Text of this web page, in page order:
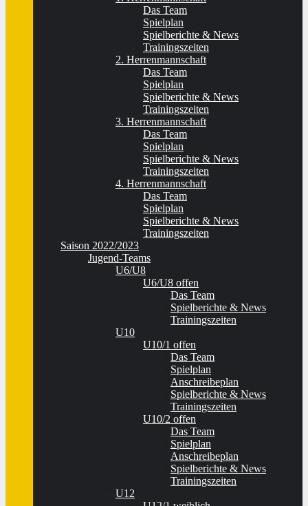
Das Team
Spielplan
Spielberichte & News
Trainingszeiten
2. Herrenmannschaft
Das Team
Spielplan
Spielberichte & News
Trainingszeiten
3. Herrenmannschaft
Das Team
Spielplan
Spielberichte & News
Trainingszeiten
4. Herrenmannschaft
Das Team
Spielplan
Spielberichte & News
Trainingszeiten
Saison 2022/2023
Jugend-Teams
U6/U8
U6/U8 offen
Das Team
Spielberichte & News
Trainingszeiten
U10
U10/1 offen
Das Team
Spielplan
Anschreibeplan
Spielberichte & News
Trainingszeiten
U10/2 offen
Das Team
Spielplan
Anschreibeplan
Spielberichte & News
Trainingszeiten
U12